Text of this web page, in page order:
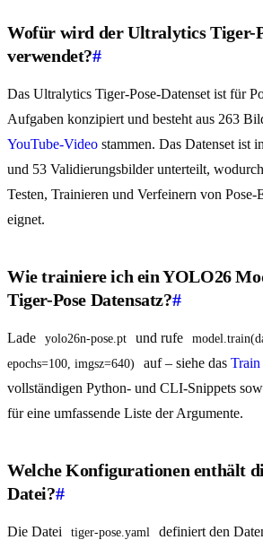
Wofür wird der Ultralytics Tiger-
verwendet?#
Das Ultralytics Tiger-Pose-Datenset ist für
Aufgaben konzipiert und besteht aus 263
YouTube-Video stammen. Das Datenset ist
und 53 Validierungsbilder unterteilt,
Testen, Trainieren und Verfeinern von
eignet.
Wie trainiere ich ein YOLO26
Tiger-Pose Datensatz?#
Lade yolo26n-pose.pt und rufe
epochs=100, imgsz=640)
auf – siehe das
vollständigen Python- und CLI-Snippets
für eine umfassende Liste der Argumente.
Welche Konfigurationen enthält
Datei?#
Die Datei tiger-pose.yaml
definiert den